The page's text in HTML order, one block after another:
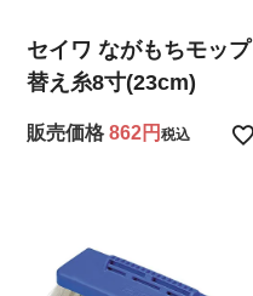
セイワ ながもちモップ
替え糸8寸(23cm)
販売価格 862 税込